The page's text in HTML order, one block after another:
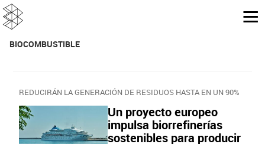
BIOCOMBUSTIBLE
REDUCIRÁN LA GENERACIÓN DE RESIDUOS HASTA EN UN 90%
Un proyecto europeo
impulsa biorrefinerías
sostenibles para producir